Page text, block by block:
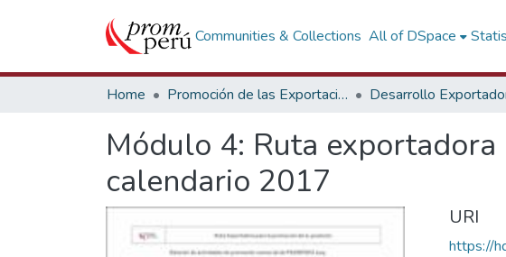
Communities & Collections All of DSpace
Home Promoción de las Exportaciones Desarrollo
Módulo 4: Ruta
calendario 2017
URI
https://